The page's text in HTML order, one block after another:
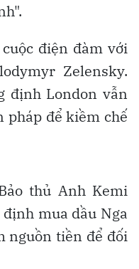
điện đàm với
Zelensky.
định London vẫn
pháp để kiềm chế
thủ Anh Kemi
mua dầu Nga
nguồn tiền để đối